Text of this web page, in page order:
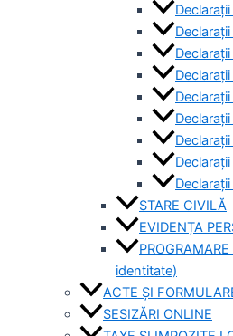
STARE CIVILĂ
EVIDENȚA
identitate)
ACTE ȘI
SESIZĂRI ONLINE